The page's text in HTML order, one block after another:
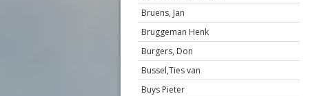
Bruens, Jan
Bruggeman Henk
Burgers, Don
Bussel,Ties van
Buys Pieter